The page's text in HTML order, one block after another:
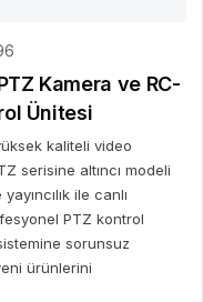
Kamera ve RC-
Ünitesi
kaliteli video
serisine altıncı modeli
ile canlı
PTZ kontrol
sorunsuz
ürünlerini